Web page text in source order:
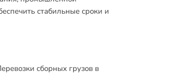
стабильные сроки и
сборных грузов в